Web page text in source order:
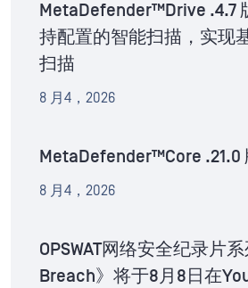
MetaDefender™Drive .4.7
持配置的智能扫描，实现
扫描
8 月4，2026
MetaDefender™Core .21.0
8 月4，2026
OPSWAT网络安全纪录片
Breach》将于8月8日在